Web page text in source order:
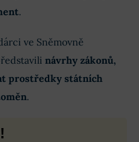
.
ve Sněmovně
návrhy zákonů,
prostředky státních
.